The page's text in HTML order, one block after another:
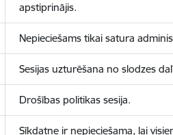
apstiprinājis.
Nepieciešams tikai satura
Sesijas uzturēšana no slodzes
Drošības politikas sesija.
Sīkdatne ir nepieciešama, lai